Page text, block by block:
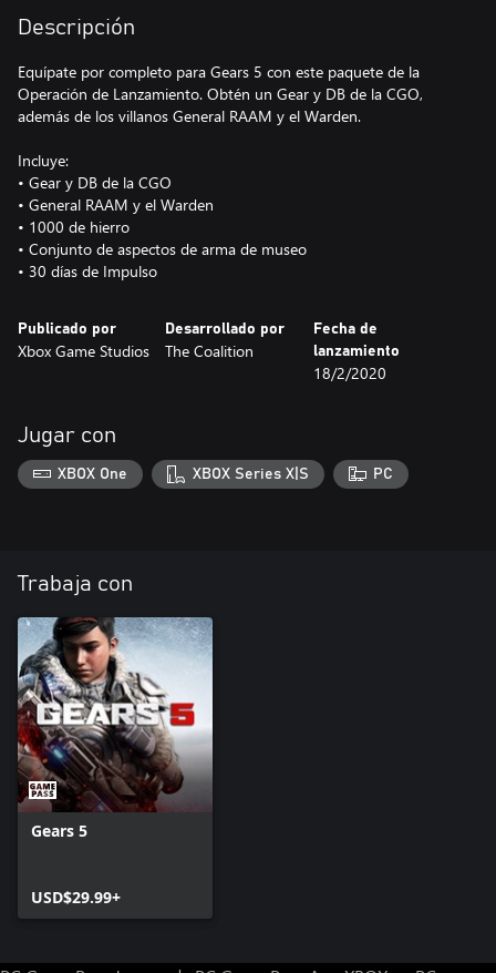
Descripción
Equípate por completo para Gears 5 con este paquete de la
Operación de Lanzamiento. Obtén un Gear y DB de la CGO,
además de los villanos General RAAM y el Warden.
Incluye:
• Gear y DB de la CGO
• General RAAM y el Warden
• 1000 de hierro
• Conjunto de aspectos de arma de museo
• 30 días de Impulso
Publicado por
Xbox Game Studios
Desarrollado por
The Coalition
Fecha de
lanzamiento
18/2/2020
Jugar con
XBOX One XBOX Series X|S PC
Trabaja con
Gears 5
USD$29.99+